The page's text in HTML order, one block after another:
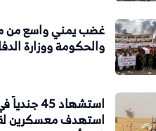
غضب يمني واسع من
والحكومة ووزارة
استشهاد
استهدف معسكرين